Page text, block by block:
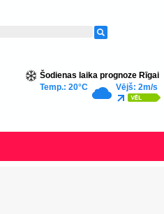
Šodienas laika prognoze Rīgai
Temp.: 20°C
Vējš: 2m/s